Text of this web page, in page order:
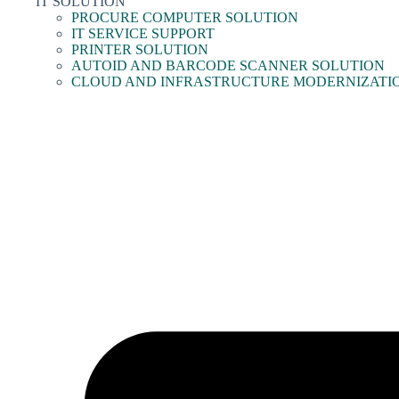
PROCURE COMPUTER SOLUTION
IT SERVICE SUPPORT
PRINTER SOLUTION
AUTOID AND BARCODE SCANNER SOLUTION
CLOUD AND INFRASTRUCTURE